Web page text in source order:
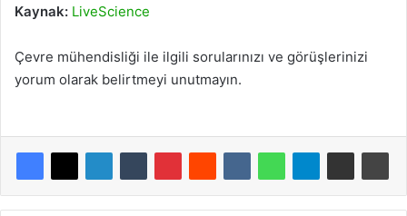
Kaynak: LiveScience
Çevre mühendisliği ile ilgili sorularınızı ve görüşlerinizi
yorum olarak belirtmeyi unutmayın.